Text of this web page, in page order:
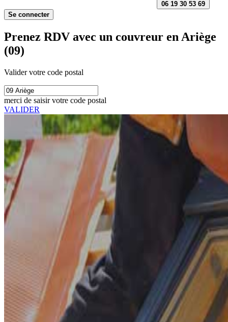
06 19 30 53 69
Se connecter
Prenez RDV avec un couvreur en Ariège
(09)
Valider votre code postal
merci de saisir votre code postal
VALIDER